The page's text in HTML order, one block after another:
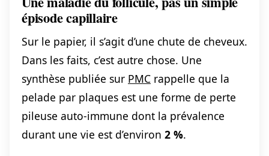
épisode capillaire
Sur le papier, il s’agit d’une chute de cheveux.
Dans les faits, c’est autre chose. Une
synthèse publiée sur PMC rappelle que la
pelade par plaques est une forme de perte
pileuse auto-immune dont la prévalence
durant une vie est d’environ 2 %.